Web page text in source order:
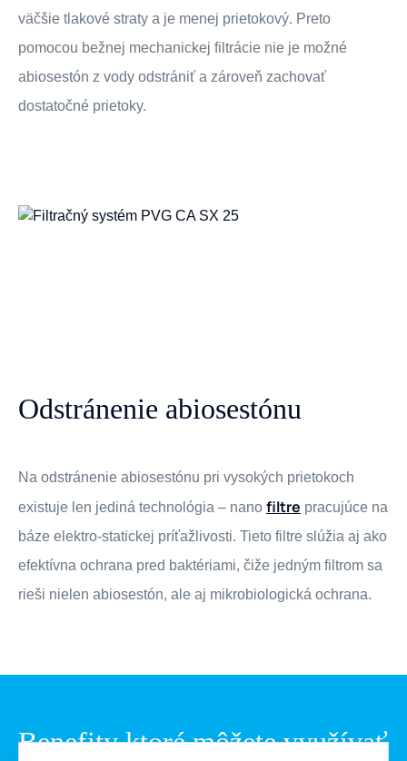
väčšie tlakové straty a je menej prietokový. Preto
pomocou bežnej mechanickej filtrácie nie je možné
abiosestón z vody odstrániť a zároveň zachovať
dostatočné prietoky.
Odstránenie abiosestónu
Na odstránenie abiosestónu pri vysokých prietokoch
existuje len jediná technológia – nano filtre pracujúce na
báze elektro-statickej príťažlivosti. Tieto filtre slúžia aj ako
efektívna ochrana pred baktériami, čiže jedným filtrom sa
rieši nielen abiosestón, ale aj mikrobiologická ochrana.
Benefity ktoré môžete využívať